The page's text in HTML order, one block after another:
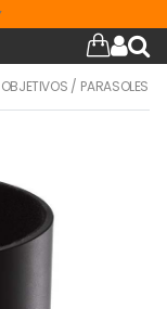
/ PARASOLES